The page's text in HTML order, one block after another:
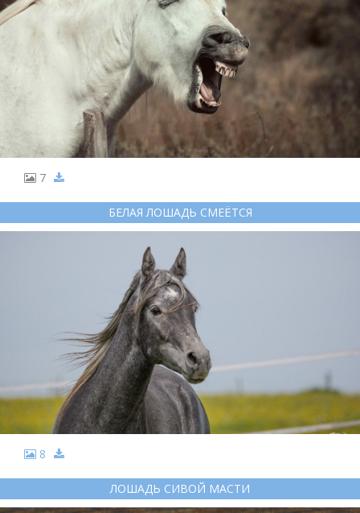
7
БЕЛАЯ ЛОШАДЬ СМЕЁТСЯ
8
ЛОШАДЬ СИВОЙ МАСТИ